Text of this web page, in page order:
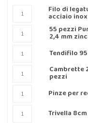
Filo di
acciaio inox
55 pezzi
2,4 mm
Tendifilo
Cambrette
pezzi
Pinze per
Trivella 8cm